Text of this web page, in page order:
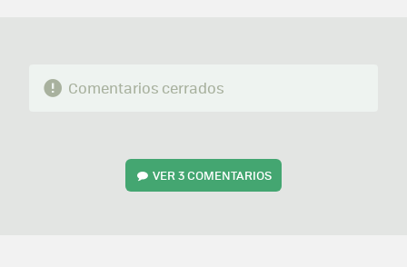
Comentarios cerrados
VER3 COMENTARIOS